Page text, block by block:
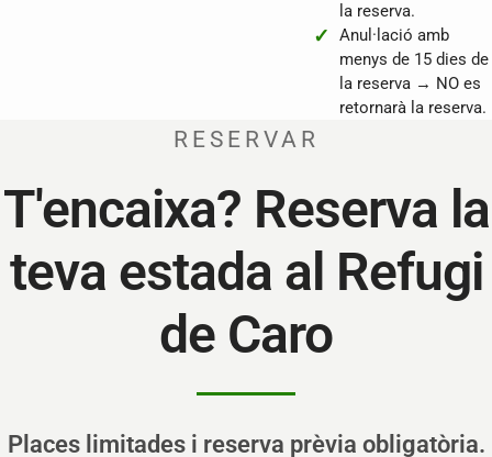
la reserva.
Anul·lació amb
menys de 15 dies de
la reserva → NO es
retornarà la reserva.
RESERVAR
T'encaixa? Reserva la
teva estada al Refugi
de Caro
Places limitades i reserva prèvia obligatòria.